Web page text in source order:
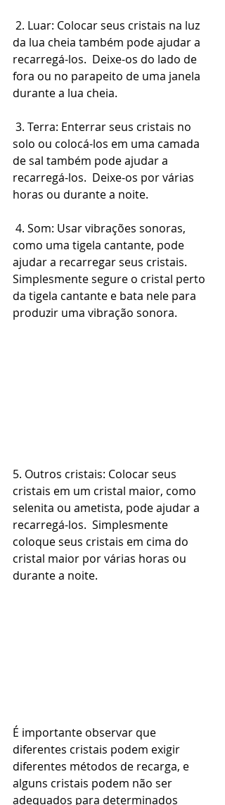
da lua cheia também pode ajudar a
recarregá-los.  Deixe-os do lado de
fora ou no parapeito de uma janela
durante a lua cheia.
solo ou colocá-los em uma camada
de sal também pode ajudar a
recarregá-los.  Deixe-os por várias
horas ou durante a noite.
como uma tigela cantante, pode
ajudar a recarregar seus cristais.
Simplesmente segure o cristal perto
da tigela cantante e bata nele para
produzir uma vibração sonora.
5. Outros cristais: Colocar seus
cristais em um cristal maior, como
selenita ou ametista, pode ajudar a
recarregá-los.  Simplesmente
coloque seus cristais em cima do
cristal maior por várias horas ou
durante a noite.
É importante observar que
diferentes cristais podem exigir
diferentes métodos de recarga, e
alguns cristais podem não ser
adequados para determinados